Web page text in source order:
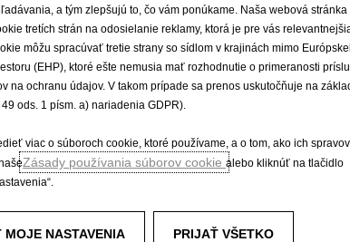
osobných údajov
a tým zlepšujú to, čo vám ponúkame. Naša webová stránka
tretích strán na odosielanie reklamy, ktorá je pre vás
môžu spracúvať tretie strany so sídlom v krajinách mimo
(EHP), ktoré ešte nemusia mať rozhodnutie o primeranosti
na ochranu údajov. V takom prípade sa prenos uskutočňuje na
ods. 1 písm. a) nariadenia GDPR).
viac o súboroch cookie, ktoré používame, a o tom, ako ich
Zásady používania súborov cookie alebo kliknúť na tlačidlo
MOJE NASTAVENIA PRIJAŤ VŠETKO